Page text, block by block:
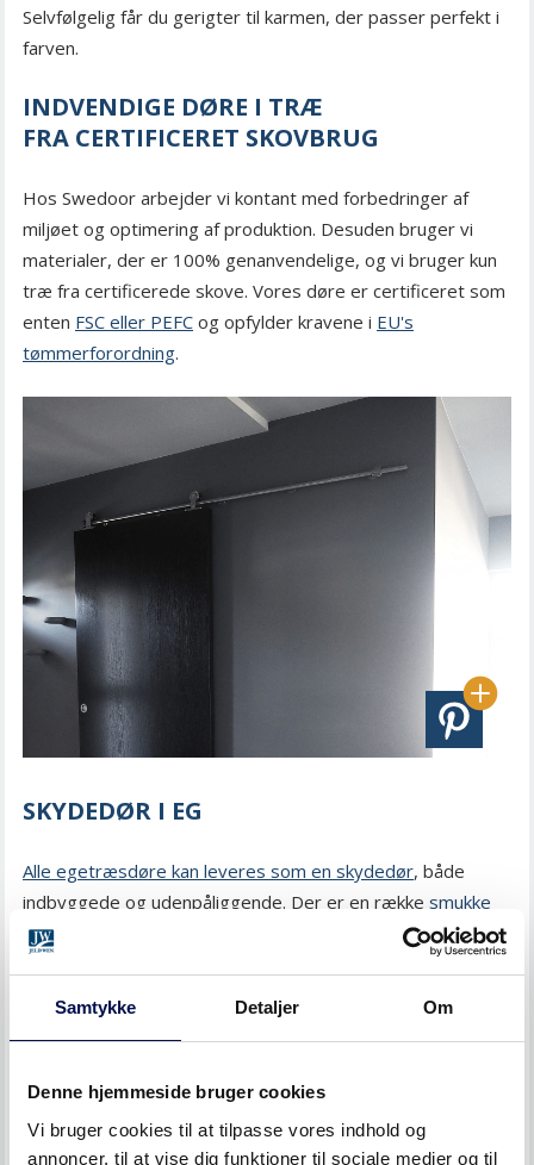
Samtykke Detaljer Om
Denne hjemmeside bruger cookies
Vi bruger cookies til at tilpasse vores indhold og
annoncer, til at vise dig funktioner til sociale medier og til
Selvfølgelig får du gerigter til karmen, der passer perfekt i
farven.
INDVENDIGE DØRE I TRÆ
FRA CERTIFICERET SKOVBRUG
Hos Swedoor arbejder vi kontant med forbedringer af
miljøet og optimering af produktion. Desuden bruger vi
materialer, der er 100% genanvendelige, og vi bruger kun
træ fra certificerede skove. Vores døre er certificeret som
enten FSC eller PEFC og opfylder kravene i EU's
tømmerforordning.
SKYDEDØR I EG
Alle egetræsdøre kan leveres som en skydedør, både
indbyggede og udenpåliggende. Der er en række smukke
løsninger til montering af en skydedør
, uanset om du vil
montere den udvendigt
skydedør i egetræ ser godt ud til brug i et walk-in eller